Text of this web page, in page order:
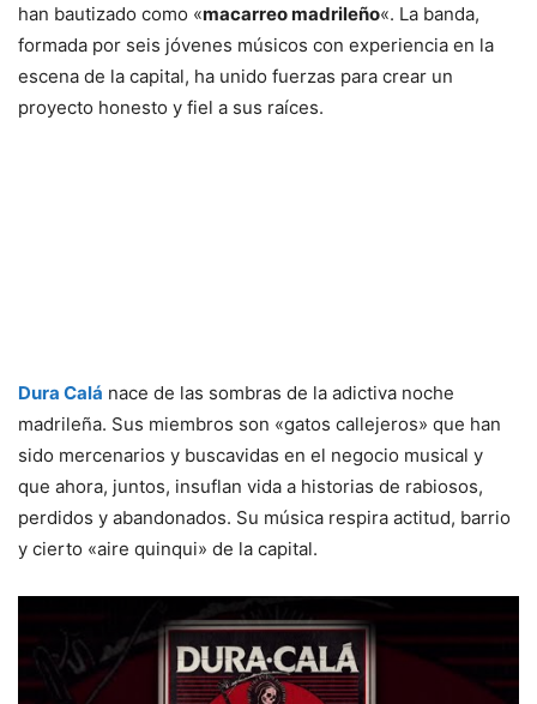
han bautizado como «macarreo madrileño«. La banda,
formada por seis jóvenes músicos con experiencia en la
escena de la capital, ha unido fuerzas para crear un
proyecto honesto y fiel a sus raíces.
Dura Calá nace de las sombras de la adictiva noche
madrileña. Sus miembros son «gatos callejeros» que han
sido mercenarios y buscavidas en el negocio musical y
que ahora, juntos, insuflan vida a historias de rabiosos,
perdidos y abandonados. Su música respira actitud, barrio
y cierto «aire quinqui» de la capital.